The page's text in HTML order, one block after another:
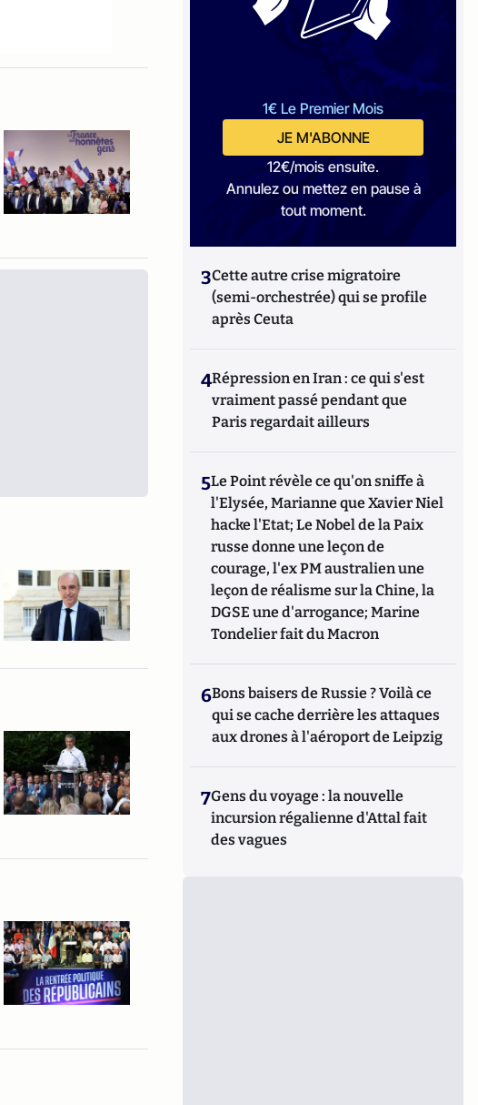
1€ Le Premier Mois
JE M'ABONNE
12€/mois ensuite.
Annulez ou mettez en pause à
tout moment.
3Cette autre crise migratoire
(semi-orchestrée) qui se profile
après Ceuta
4Répression en Iran : ce qui s'est
vraiment passé pendant que
Paris regardait ailleurs
5Le Point révèle ce qu'on sniffe à
l'Elysée, Marianne que Xavier Niel
hacke l'Etat; Le Nobel de la Paix
russe donne une leçon de
courage, l'ex PM australien une
leçon de réalisme sur la Chine, la
DGSE une d'arrogance; Marine
Tondelier fait du Macron
6Bons baisers de Russie ? Voilà ce
qui se cache derrière les attaques
aux drones à l'aéroport de Leipzig
7Gens du voyage : la nouvelle
incursion régalienne d'Attal fait
des vagues